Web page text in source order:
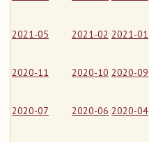
2021-05 2021-02 2021-01
2020-11 2020-10 2020-09
2020-07 2020-06 2020-04